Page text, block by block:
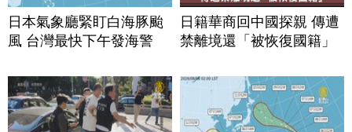
日本氣象廳緊盯白海豚颱
風 台灣最快下午發海警
日籍華商回中國探親 傳遭
禁離境還「被恢復國籍」